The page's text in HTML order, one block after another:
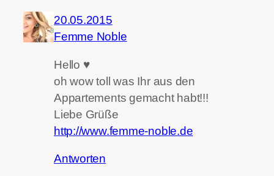
20.05.2015
Femme Noble
Hello ♥
oh wow toll was Ihr aus den
Appartements gemacht habt!!!
Liebe Grüße
http://www.femme-noble.de
Antworten